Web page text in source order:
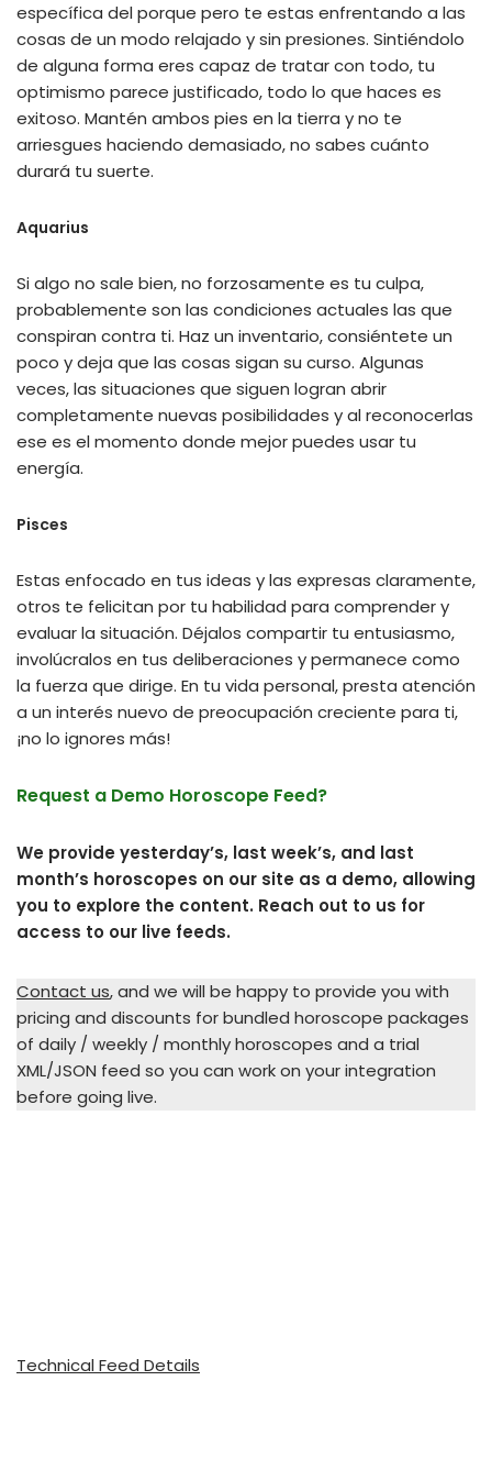
específica del porque pero te estas enfrentando a las
cosas de un modo relajado y sin presiones. Sintiéndolo
de alguna forma eres capaz de tratar con todo, tu
optimismo parece justificado, todo lo que haces es
exitoso. Mantén ambos pies en la tierra y no te
arriesgues haciendo demasiado, no sabes cuánto
durará tu suerte.
Aquarius
Si algo no sale bien, no forzosamente es tu culpa,
probablemente son las condiciones actuales las que
conspiran contra ti. Haz un inventario, consiéntete un
poco y deja que las cosas sigan su curso. Algunas
veces, las situaciones que siguen logran abrir
completamente nuevas posibilidades y al reconocerlas
ese es el momento donde mejor puedes usar tu
energía.
Pisces
Estas enfocado en tus ideas y las expresas claramente,
otros te felicitan por tu habilidad para comprender y
evaluar la situación. Déjalos compartir tu entusiasmo,
involúcralos en tus deliberaciones y permanece como
la fuerza que dirige. En tu vida personal, presta atención
a un interés nuevo de preocupación creciente para ti,
¡no lo ignores más!
Request a Demo Horoscope Feed?
We provide yesterday’s, last week’s, and last
month’s horoscopes on our site as a demo, allowing
you to explore the content. Reach out to us for
access to our live feeds.
Contact us, and we will be happy to provide you with
pricing and discounts for bundled horoscope packages
of daily / weekly / monthly horoscopes and a trial
XML/JSON feed so you can work on your integration
before going live.
Technical Feed Details